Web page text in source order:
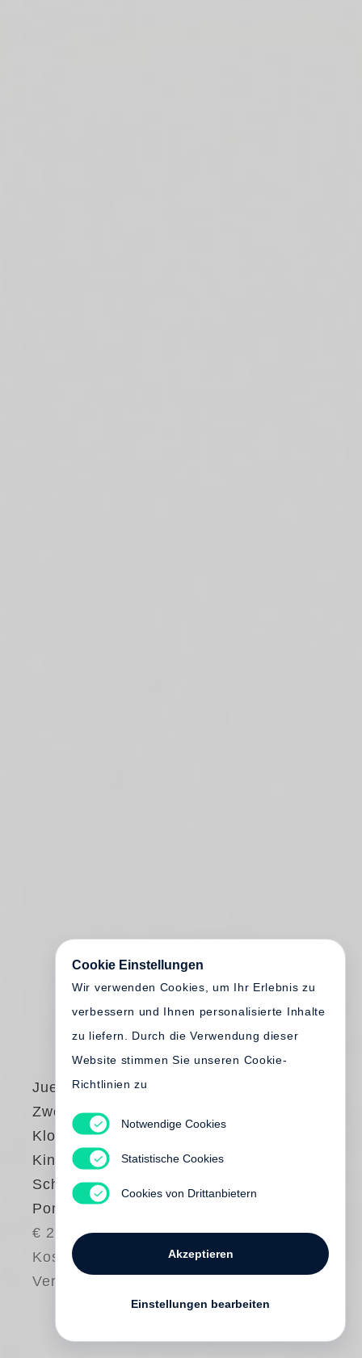
Juergen Teller
Zwei Schäuferle mit
Kloß und eine
Kinderportion
Schnitzel mit
Pommes Frites
€ 20.00
Kostenloser
Versand
Cookie Einstellungen
Wir verwenden Cookies, um Ihr Erlebnis zu
verbessern und Ihnen personalisierte Inhalte
zu liefern. Durch die Verwendung dieser
Website stimmen Sie unseren Cookie-
Richtlinien zu
Notwendige Cookies
Statistische Cookies
Cookies von Drittanbietern
Akzeptieren
Einstellungen bearbeiten